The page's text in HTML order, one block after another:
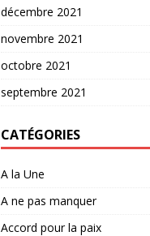
décembre 2021
novembre 2021
octobre 2021
septembre 2021
CATÉGORIES
A la Une
A ne pas manquer
Accord pour la paix